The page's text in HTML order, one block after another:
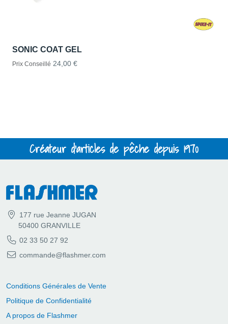
SONIC COAT GEL
Prix Conseillé 24,00 €
Créateur d'articles de pêche depuis 1970
177 rue Jeanne JUGAN
50400 GRANVILLE
02 33 50 27 92
commande@flashmer.com
Conditions Générales de Vente
Politique de Confidentialité
A propos de Flashmer